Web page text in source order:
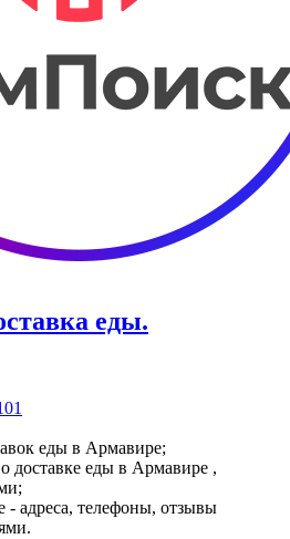
еды.
еды в Армавире;
доставке еды в Армавире ,
адреса, телефоны, отзывы